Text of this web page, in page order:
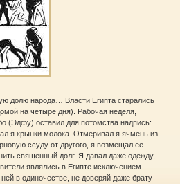
долю народа… Власти Египта старались
на четыре дня). Рабочая неделя,
(Эдфу) оставил для потомства надпись:
я крынки молока. Отмеривал я ячмень из
ссуду от другого, я возмещал ее
священный долг. Я давал даже одежду,
являлись в Египте исключением.
в одиночестве, не доверяй даже брату